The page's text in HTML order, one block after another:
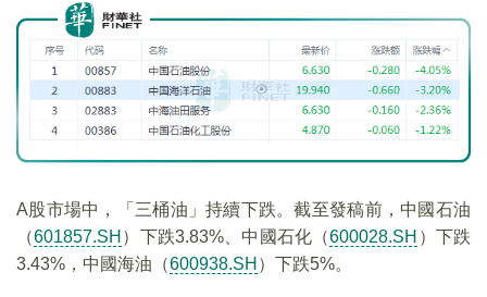
A股市場中，「三桶油」持續下跌。截至發稿前，中國石油
（601857.SH ）下跌3.83%、中國石化（600028.SH ）下跌
3.43%，中國海油（600938.SH ）下跌5%。